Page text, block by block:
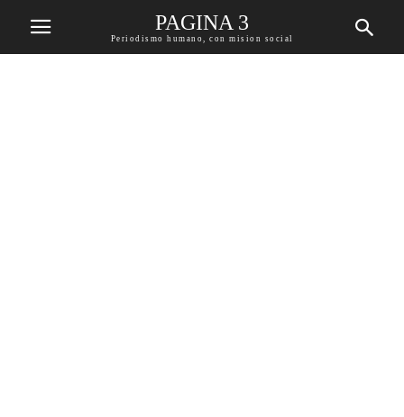
PAGINA 3
Periodismo humano, con mision social